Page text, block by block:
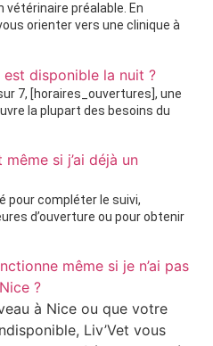
préalable. En
orienter vers une clinique à
disponible la nuit ?
7, [horaires_ouvertures], une
la plupart des besoins du
si j’ai déjà un
pour compléter le suivi,
d’ouverture ou pour obtenir
même si je n’ai pas
?
à Nice ou que votre
Liv’Vet vous